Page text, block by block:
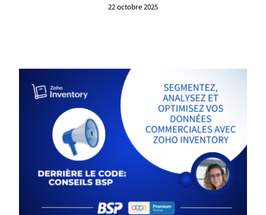
22 octobre 2025